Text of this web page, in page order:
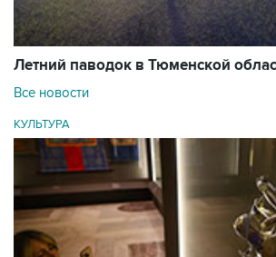
Летний паводок в Тюменской
Все новости
КУЛЬТУРА